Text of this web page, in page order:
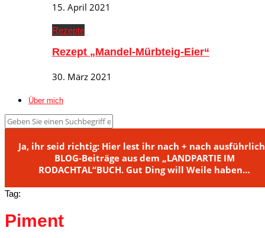
15. April 2021
Rezepte
Rezept „Mandel-Mürbteig-Eier“
30. März 2021
Über mich
Ja, ihr seid richtig: Hier lest ihr nach + nach
BLOG-Beiträge aus dem „LANDPARTIE IM
RODACHTAL“BUCH. Gut Ding will Weile haben…
Tag:
Piment